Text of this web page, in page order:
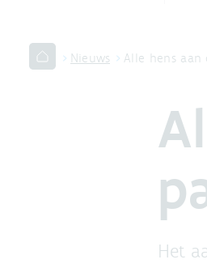
Nieuws Alle hens aan
Het